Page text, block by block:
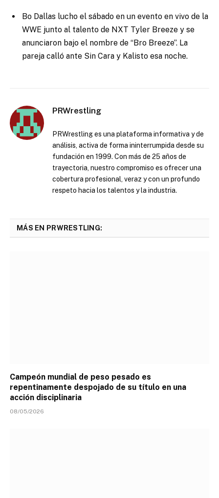
Bo Dallas lucho el sábado en un evento en vivo de la
WWE junto al talento de NXT Tyler Breeze y se
anunciaron bajo el nombre de “Bro Breeze”. La
pareja calló ante Sin Cara y Kalisto esa noche.
PRWrestling
PRWrestling es una plataforma informativa y de
análisis, activa de forma ininterrumpida desde su
fundación en 1999. Con más de 25 años de
trayectoria, nuestro compromiso es ofrecer una
cobertura profesional, veraz y con un profundo
respeto hacia los talentos y la industria.
MÁS EN PRWRESTLING:
Campeón mundial de peso pesado es
repentinamente despojado de su título en una
acción disciplinaria
08/05/2026